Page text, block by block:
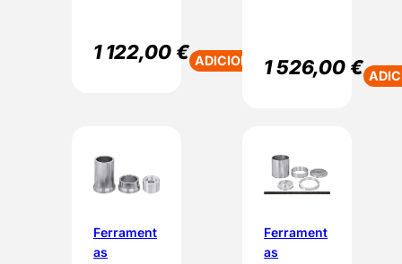
1 122,00€ ADICIONAR1 526,00€
Ferrament
as
Ferrament
as